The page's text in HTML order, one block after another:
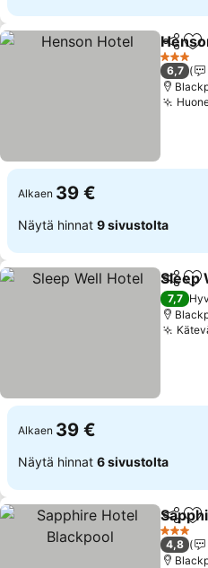
Jaa
3
6,7
Alkaen 39 €
Näytä hinnat 9 sivustolta
Jaa
Sleep
7,7
Alkaen 39 €
Näytä hinnat 6 sivustolta
Jaa
3
4,8